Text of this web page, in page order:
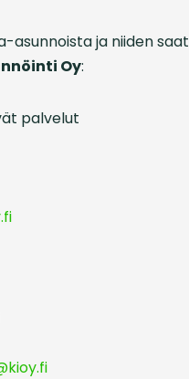
asunnoista ja niiden
Oy:
palvelut